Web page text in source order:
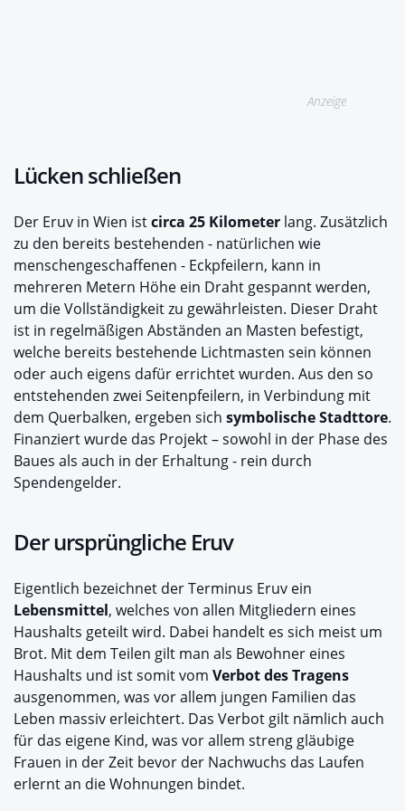
Anzeige
Lücken schließen
Der Eruv in Wien istcirca 25 Kilometer lang. Zusätzlich
zu den bereits bestehenden - natürlichen wie
menschengeschaffenen - Eckpfeilern, kann in
mehreren Metern Höhe ein Draht gespannt werden,
um die Vollständigkeit zu gewährleisten. Dieser Draht
ist in regelmäßigen Abständen an Masten befestigt,
welche bereits bestehende Lichtmasten sein können
oder auch eigens dafür errichtet wurden. Aus den so
entstehenden zwei Seitenpfeilern, in Verbindung mit
dem Querbalken, ergeben sich symbolische Stadttore.
Finanziert wurde das Projekt – sowohl in der Phase des
Baues als auch in der Erhaltung - rein durch
Spendengelder.
Der ursprüngliche Eruv
Eigentlich bezeichnet der Terminus Eruv ein
Lebensmittel, welches von allen Mitgliedern eines
Haushalts geteilt wird. Dabei handelt es sich meist um
Brot. Mit dem Teilen gilt man als Bewohner eines
Haushalts und ist somit vom Verbot des Tragens
ausgenommen, was vor allem jungen Familien das
Leben massiv erleichtert. Das Verbot gilt nämlich auch
für das eigene Kind, was vor allem streng gläubige
Frauen in der Zeit bevor der Nachwuchs das Laufen
erlernt an die Wohnungen bindet.